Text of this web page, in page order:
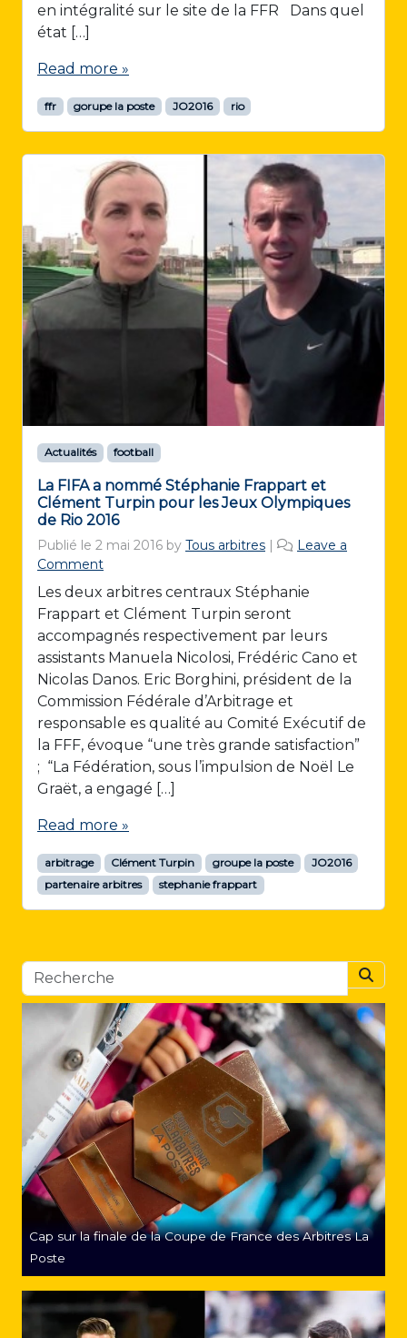
en intégralité sur le site de la FFR Dans quel
état […]
Read more »
ffr gorupe la poste JO2016 rio
Actualités football
La FIFA a nommé Stéphanie Frappart et
Clément Turpin pour les Jeux Olympiques
de Rio 2016
Publié le 2 mai 2016 by Tous arbitres
Leave a
Comment
Les deux arbitres centraux Stéphanie
Frappart et Clément Turpin seront
accompagnés respectivement par leurs
assistants Manuela Nicolosi, Frédéric Cano et
Nicolas Danos. Eric Borghini, président de la
Commission Fédérale d’Arbitrage et
responsable es qualité au Comité Exécutif de
la FFF, évoque “une très grande satisfaction”
; “La Fédération, sous l’impulsion de Noël Le
Graët, a engagé […]
Read more »
arbitrage Clément Turpin groupe la poste
JO2016
partenaire arbitres
stephanie frappart
Cap sur la finale de la Coupe de France des Arbitres La
Poste